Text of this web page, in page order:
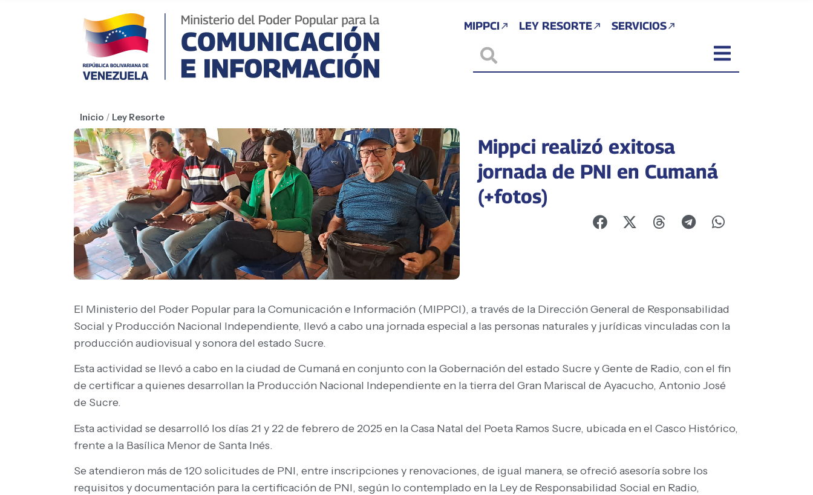
MIPPCI LEY RESORTE SERVICIOS
Inicio / Ley Resorte
Mippci realizó exitosa
jornada de PNI en Cumaná
(+fotos)
El Ministerio del Poder Popular para la Comunicación e Información (MIPPCI), a través de la Dirección General de Responsabilidad
Social y Producción Nacional Independiente, llevó a cabo una jornada especial a las personas naturales y jurídicas vinculadas con la
producción audiovisual y sonora del estado Sucre.
Esta actividad se llevó a cabo en la ciudad de Cumaná en conjunto con la Gobernación del estado Sucre y Gente de Radio, con el fin
de certificar a quienes desarrollan la Producción Nacional Independiente en la tierra del Gran Mariscal de Ayacucho, Antonio José
de Sucre.
Esta actividad se desarrolló los días 21 y 22 de febrero de 2025 en la Casa Natal del Poeta Ramos Sucre, ubicada en el Casco Histórico,
frente a la Basílica Menor de Santa Inés.
Se atendieron más de 120 solicitudes de PNI, entre inscripciones y renovaciones, de igual manera, se ofreció asesoría sobre los
requisitos y documentación para la certificación de PNI, según lo contemplado en la Ley de Responsabilidad Social en Radio,